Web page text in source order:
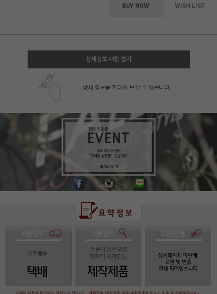
BUY NOW WISH LIST
상세정보 새창 열기
상세 정보를 확대해 보실 수 있습니다.